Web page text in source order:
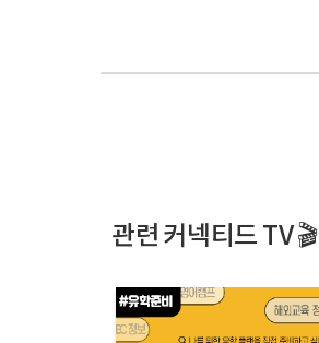
관련 커넥티드 TV 🎬